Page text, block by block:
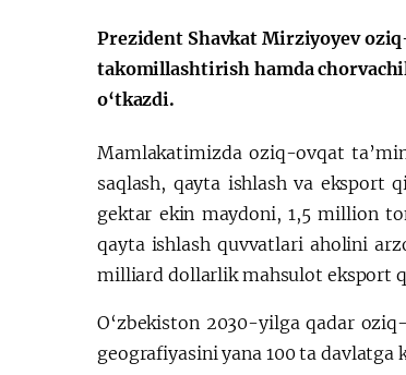
Prezident Shavkat Mirziyoyev
takomillashtirish hamda
o‘tkazdi.
Mamlakatimizda oziq-ovqat
saqlash, qayta ishlash va eksport
gektar ekin maydoni, 1,5 million
qayta ishlash quvvatlari aholini
milliard dollarlik mahsulot eksport
O‘zbekiston 2030-yilga qadar
geografiyasini yana 100 ta